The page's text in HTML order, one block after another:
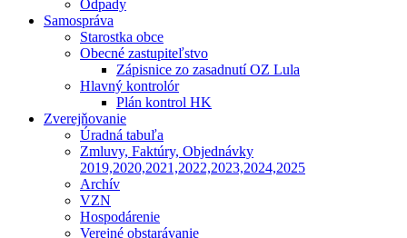
Odpady
Samospráva
Starostka obce
Obecné zastupiteľstvo
Zápisnice zo zasadnutí OZ Lula
Hlavný kontrolór
Plán kontrol HK
Zverejňovanie
Úradná tabuľa
Zmluvy, Faktúry, Objednávky
2019,2020,2021,2022,2023,2024,2025
Archív
VZN
Hospodárenie
Verejné obstarávanie